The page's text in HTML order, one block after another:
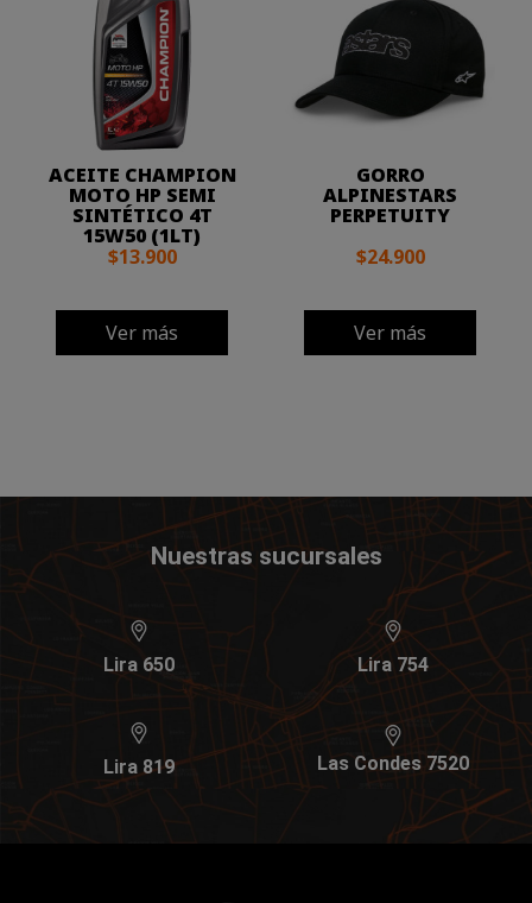
ACEITE CHAMPION
MOTO HP SEMI
SINTÉTICO 4T
15W50 (1LT)
$13.900
Ver más
GORRO
ALPINESTARS
PERPETUITY
$24.900
Ver más
Nuestras sucursales
Lira 650 Lira 754
Lira 819 Las Condes 7520